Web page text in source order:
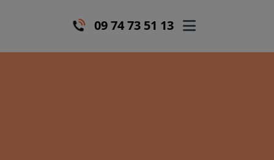
09 74 73 51 13